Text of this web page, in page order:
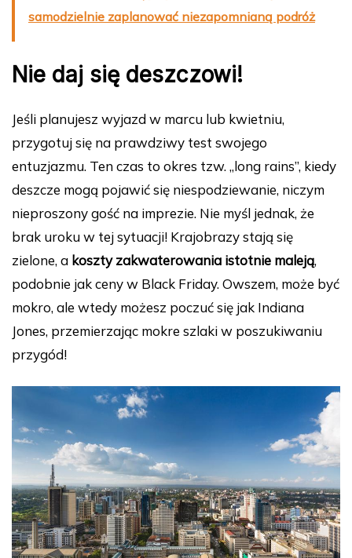
samodzielnie zaplanować niezapomnianą podróż
Nie daj się deszczowi!
Jeśli planujesz wyjazd w marcu lub kwietniu,
przygotuj się na prawdziwy test swojego
entuzjazmu. Ten czas to okres tzw. „long rains”, kiedy
deszcze mogą pojawić się niespodziewanie, niczym
nieproszony gość na imprezie. Nie myśl jednak, że
brak uroku w tej sytuacji! Krajobrazy stają się
zielone, a koszty zakwaterowania istotnie maleją,
podobnie jak ceny w Black Friday. Owszem, może być
mokro, ale wtedy możesz poczuć się jak Indiana
Jones, przemierzając mokre szlaki w poszukiwaniu
przygód!